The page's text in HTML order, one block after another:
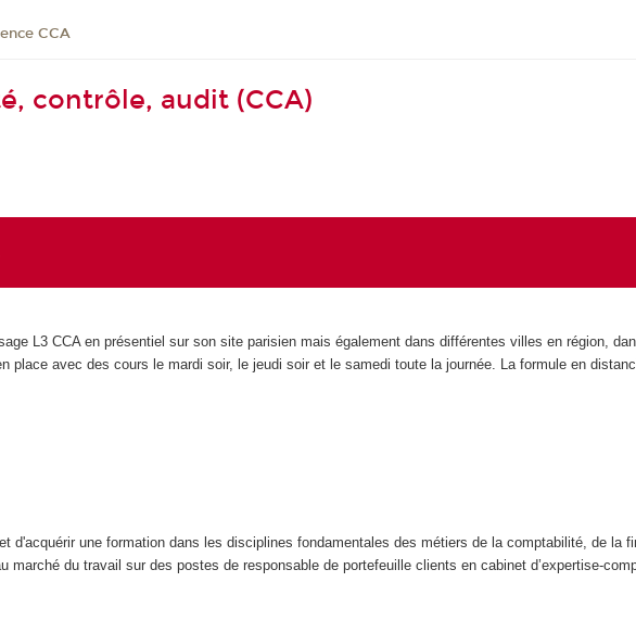
CCA
contrôle, audit (CCA)
L3 CCA en présentiel sur son site parisien mais également dans différentes villes en région,
place avec des cours le mardi soir, le jeudi soir et le samedi toute la journée. La formule en
d'acquérir une formation dans les disciplines fondamentales des métiers de la comptabilité, de la
marché du travail sur des postes de responsable de portefeuille clients en cabinet d’expertise-